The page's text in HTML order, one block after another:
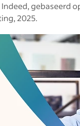
gebaseerd
2025.